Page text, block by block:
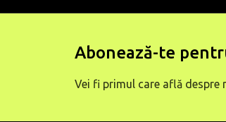
Abonează-te
Vei fi primul care află despre